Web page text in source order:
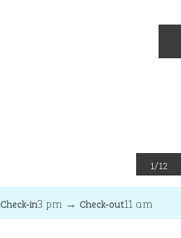
1/12
Check-in3 pm → Check-out11 am